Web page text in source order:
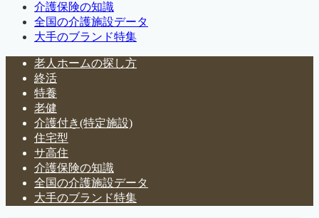
介護保険の知識
全国の介護施設データ
大手のブランド特集
老人ホームの探し方
終活
特養
老健
介護付き(特定施設)
住宅型
サ高住
介護保険の知識
全国の介護施設データ
大手のブランド特集